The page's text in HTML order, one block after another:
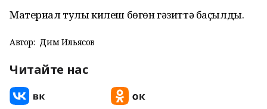
Материал тулы килеш бөгөн гәзиттә баҫылды.
Автор: Дим Ильясов
Читайте нас